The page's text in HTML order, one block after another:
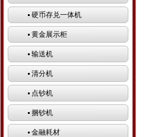
硬币存兑一体机
黄金展示柜
输送机
清分机
点钞机
捆钞机
金融耗材